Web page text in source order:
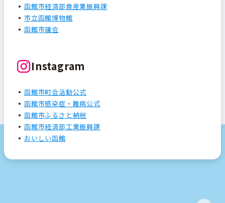
函館市経済部食産業振興課
市立函館博物館
函館市議会
Instagram
函館市町会活動公式
函館市感染症・難病公式
函館市ふるさと納税
函館市経済部工業振興課
おいしい函館